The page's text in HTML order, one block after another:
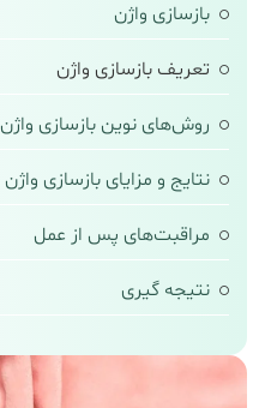
بازسازی واژن
تعریف بازسازی واژن
روش‌های نوین بازسازی واژن
نتایج و مزایای بازسازی واژن
مراقبت‌های پس از عمل
نتیجه‌ گیری